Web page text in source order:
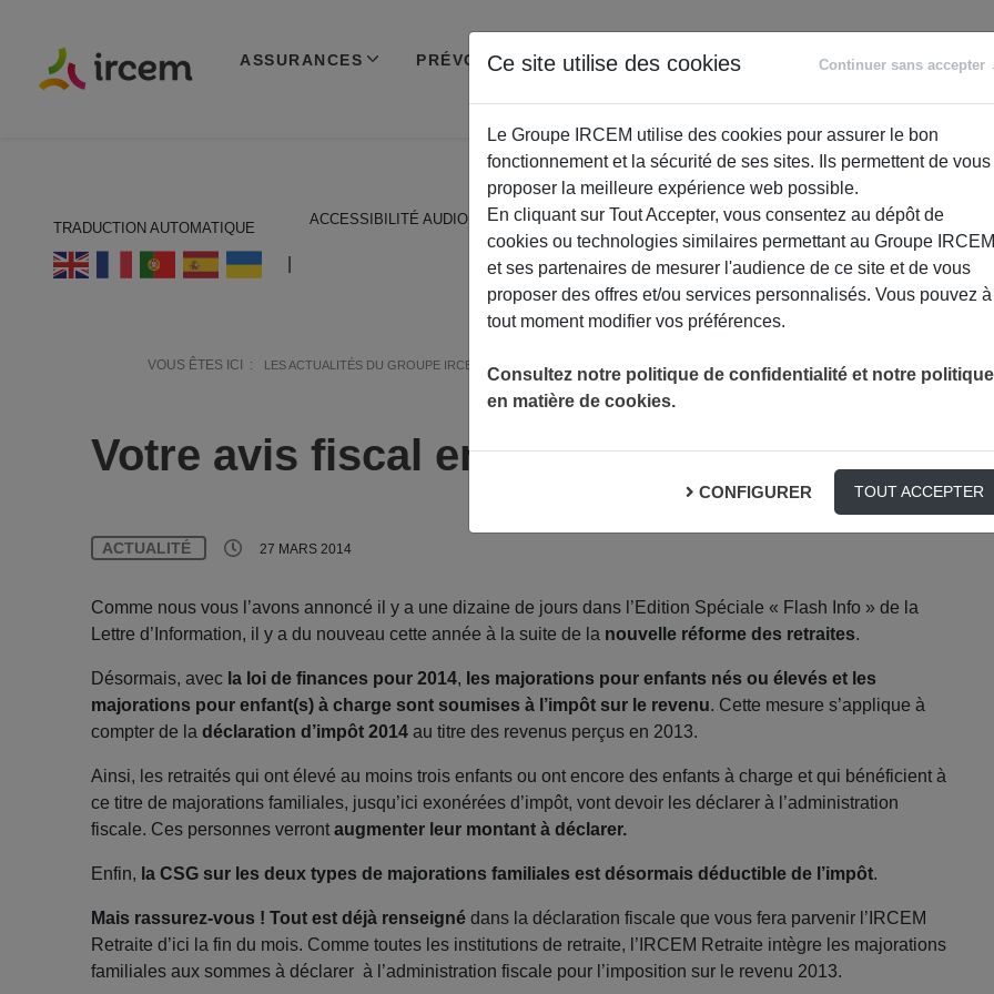
ASSURANCES PRÉVOYANCE RETRAITE
ACCOMPAGNEMENT
TRADUCTION AUTOMATIQUE
ACCESSIBILITÉ AUDIO
VOUS ÊTES ICI : LES ACTUALITÉS DU GROUPE IRCEM ACTUALITÉ VOTRE AVIS FISCAL EN PRATIQUE : CE QUI CHANGE EN 2014
Votre avis fiscal en pratique : ce qui
ACTUALITÉ 27 MARS 2014
Comme nous vous l’avons annoncé il y a une dizaine de jours dans l’Edition Spéciale « Flash Info » de la
Lettre d’Information, il y a du nouveau cette année à la suite de la nouvelle réforme des retraites.
Désormais, avec la loi de finances pour 2014, les majorations pour enfants nés ou élevés et les
majorations pour enfant(s) à charge sont soumises à l’impôt sur le revenu. Cette mesure s’applique à
compter de la déclaration d’impôt 2014 au titre des revenus perçus en 2013.
Ainsi, les retraités qui ont élevé au moins trois enfants ou ont encore des enfants à charge et qui bénéficient à
ce titre de majorations familiales, jusqu’ici exonérées d’impôt, vont devoir les déclarer à l’administration
fiscale. Ces personnes verront augmenter leur montant à déclarer.
Enfin, la CSG sur les deux types de majorations familiales est désormais déductible de l’impôt.
Mais rassurez-vous ! Tout est déjà renseigné dans la déclaration fiscale que vous fera parvenir l’IRCEM
Retraite d’ici la fin du mois. Comme toutes les institutions de retraite, l’IRCEM Retraite intègre les majorations
familiales aux sommes à déclarer à l’administration fiscale pour l’imposition sur le revenu 2013.
Ce site utilise des cookies Continuer sans accepter
Le Groupe IRCEM utilise des cookies pour assurer le bon
fonctionnement et la sécurité de ses sites. Ils permettent de vous
proposer la meilleure expérience web possible.
En cliquant sur Tout Accepter, vous consentez au dépôt de
cookies ou technologies similaires permettant au Groupe IRCEM
et ses partenaires de mesurer l'audience de ce site et de vous
proposer des offres et/ou services personnalisés. Vous pouvez à
tout moment modifier vos préférences.
Consultez notre politique de confidentialité et notre politique
en matière de cookies.
CONFIGURER TOUT ACCEPTER